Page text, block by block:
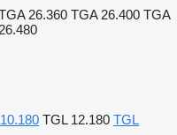
26.360 TGA 26.400 TGA
TGL 12.180 TGL